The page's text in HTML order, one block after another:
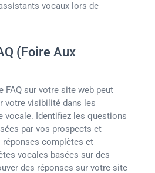
vocaux lors de
(Foire Aux
FAQ sur votre site web peut
votre visibilité dans les
vocale. Identifiez les questions
par vos prospects et
réponses complètes et
vocales basées sur des
des réponses sur votre site